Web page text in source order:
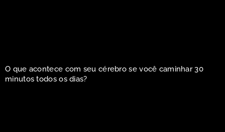
O que acontece com seu cérebro se você caminhar 30
minutos todos os dias?